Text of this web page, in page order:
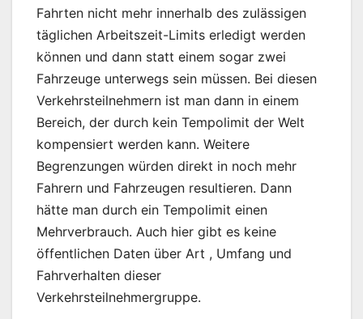
Fahrten nicht mehr innerhalb des zulässigen
täglichen Arbeitszeit-Limits erledigt werden
können und dann statt einem sogar zwei
Fahrzeuge unterwegs sein müssen. Bei diesen
Verkehrsteilnehmern ist man dann in einem
Bereich, der durch kein Tempolimit der Welt
kompensiert werden kann. Weitere
Begrenzungen würden direkt in noch mehr
Fahrern und Fahrzeugen resultieren. Dann
hätte man durch ein Tempolimit einen
Mehrverbrauch. Auch hier gibt es keine
öffentlichen Daten über Art , Umfang und
Fahrverhalten dieser
Verkehrsteilnehmergruppe.